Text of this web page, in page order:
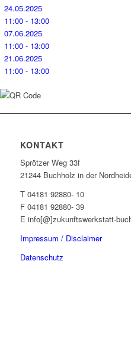
24.05.2025
11:00 - 13:00
07.06.2025
11:00 - 13:00
21.06.2025
11:00 - 13:00
KONTAKT
Sprötzer Weg 33f
21244 Buchholz in der
T 04181 92880- 10
F 04181 92880- 39
E info[@]zukunftswerkstatt-
Impressum / Disclaimer
Datenschutz